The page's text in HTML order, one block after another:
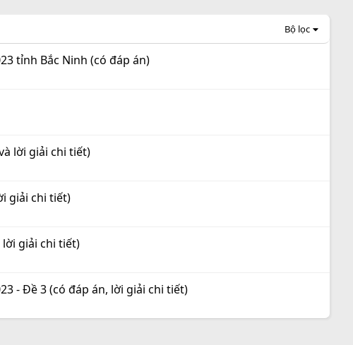
Bộ lọc
tỉnh Bắc Ninh (có đáp án)
lời giải chi tiết)
giải chi tiết)
giải chi tiết)
- Đề 3 (có đáp án, lời giải chi tiết)